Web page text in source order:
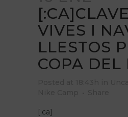
VIVES I
LLESTOS
COPA DEL
[:ca]